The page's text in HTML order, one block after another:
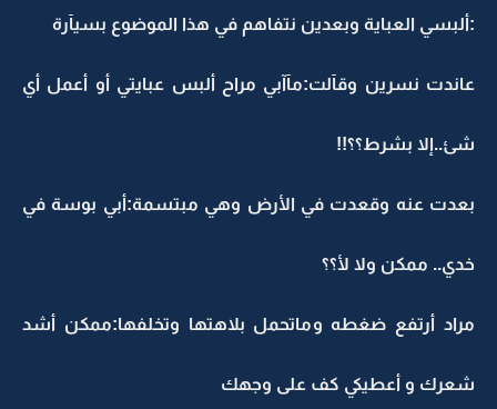
:ألبسي العباية وبعدين نتفاهم في هذا الموضوع بسيآرة
عاندت نسرين وقآلت:مآآبي مراح ألبس عبايتي أو أعمل أي
شئ..إلا بشرط؟؟!!
بعدت عنه وقعدت في الأرض وهي مبتسمة:أبي بوسة في
خدي.. ممكن ولا لأ؟؟
مراد أرتفع ضغطه وماتحمل بلاهتها وتخلفها:ممكن أشد
شعرك و أعطيكي كف على وجهك